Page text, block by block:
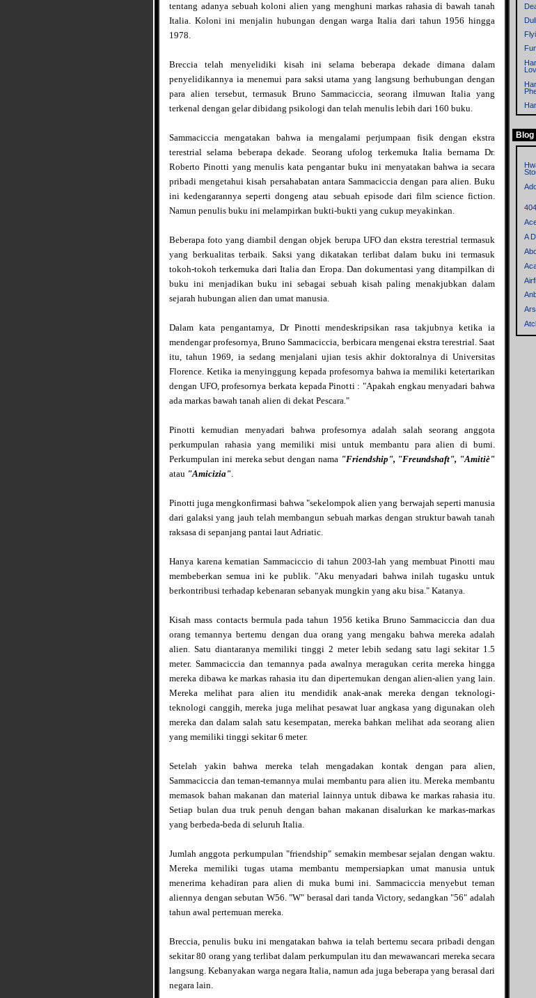
tentang adanya sebuah koloni alien yang menghuni markas rahasia di bawah tanah
Italia. Koloni ini menjalin hubungan dengan warga Italia dari tahun 1956 hingga
1978.
Breccia telah menyelidiki kisah ini selama beberapa dekade dimana dalam
penyelidikannya ia menemui para saksi utama yang langsung berhubungan dengan
para alien tersebut, termasuk Bruno Sammaciccia, seorang ilmuwan Italia yang
terkenal dengan gelar dibidang psikologi dan telah menulis lebih dari 160 buku.
Sammaciccia mengatakan bahwa ia mengalami perjumpaan fisik dengan ekstra
terestrial selama beberapa dekade. Seorang ufolog terkemuka Italia bernama Dr.
Roberto Pinotti yang menulis kata pengantar buku ini menyatakan bahwa ia secara
pribadi mengetahui kisah persahabatan antara Sammaciccia dengan para alien. Buku
ini kedengarannya seperti dongeng atau sebuah episode dari film science fiction.
Namun penulis buku ini melampirkan bukti-bukti yang cukup meyakinkan.
Beberapa foto yang diambil dengan objek berupa UFOdan ekstra terestrial termasuk
yang berkualitas terbaik. Saksi yang dikatakan terlibat dalam buku ini termasuk
tokoh-tokoh terkemuka dari Italia dan Eropa. Dan dokumentasi yang ditampilkan di
buku ini menjadikan buku ini sebagai sebuah kisah paling menakjubkan dalam
sejarah hubungan alien dan umat manusia.
Dalam kata pengantarnya, Dr Pinotti mendeskripsikan rasa takjubnya ketika ia
mendengar profesornya, Bruno Sammaciccia, berbicara mengenai ekstra terestrial. Saat
itu, tahun 1969, ia sedang menjalani ujian tesis akhir doktoralnya di Universitas
Florence. Ketika ia menyinggung kepada profesornya bahwa ia memiliki ketertarikan
dengan UFO, profesornya berkata kepada Pinotti : "Apakah engkau menyadari bahwa
ada markas bawah tanah alien di dekat Pescara."
Pinotti kemudian menyadari bahwa profesornya adalah salah seorang anggota
perkumpulan rahasia yang memiliki misi untuk membantu para alien di bumi.
Perkumpulan ini mereka sebut dengan nama "Friendship", "Freundshaft", "Amitiè"
atau "Amicizia".
Pinotti juga mengkonfirmasi bahwa "sekelompok alien yang berwajah seperti manusia
dari galaksi yang jauh telah membangun sebuah markas dengan struktur bawah tanah
raksasa di sepanjang pantai laut Adriatic.
Hanya karena kematian Sammaciccio di tahun 2003-lah yang membuat Pinotti mau
membeberkan semua ini ke publik. "Aku menyadari bahwa inilah tugasku untuk
berkontribusi terhadap kebenaran sebanyak mungkin yang aku bisa." Katanya.
Kisah mass contacts bermula pada tahun 1956 ketika Bruno Sammaciccia dan dua
orang temannya bertemu dengan dua orang yang mengaku bahwa mereka adalah
alien. Satu diantaranya memiliki tinggi 2 meter lebih sedang satu lagi sekitar 1.5
meter. Sammaciccia dan temannya pada awalnya meragukan cerita mereka hingga
mereka dibawa ke markas rahasia itu dan dipertemukan denganalien-alien yang lain.
Mereka melihat para alien itu mendidik anak-anak mereka dengan teknologi-
teknologi canggih, mereka juga melihat pesawat luar angkasa yang digunakan oleh
mereka dan dalam salah satu kesempatan, mereka bahkan melihat ada seorang alien
yang memiliki tinggi sekitar 6 meter.
Setelah yakin bahwa mereka telah mengadakan kontak dengan para alien,
Sammaciccia dan teman-temannya mulai membantu para alien itu. Mereka membantu
memasok bahan makanan dan material lainnya untuk dibawa ke markas rahasia itu.
Setiap bulan dua truk penuh dengan bahan makanan disalurkan ke markas-markas
yang berbeda-beda di seluruh Italia.
Jumlah anggota perkumpulan "friendship" semakin membesar sejalan dengan waktu.
Mereka memiliki tugas utama membantu mempersiapkan umat manusia untuk
menerima kehadiran para alien di muka bumi ini. Sammaciccia menyebut teman
aliennya dengan sebutan W56. "W" berasal dari tanda Victory, sedangkan "56" adalah
tahun awal pertemuan mereka.
Breccia, penulis buku ini mengatakan bahwa ia telah bertemu secara pribadi dengan
sekitar 80 orang yang terlibat dalam perkumpulan itu dan mewawancari mereka secara
langsung. Kebanyakan warga negara Italia, namun ada juga beberapa yang berasal dari
negara lain.
A